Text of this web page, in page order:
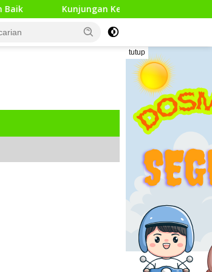
Kunjungan Kerja Pengawas Pendidikan Dasar
tutup